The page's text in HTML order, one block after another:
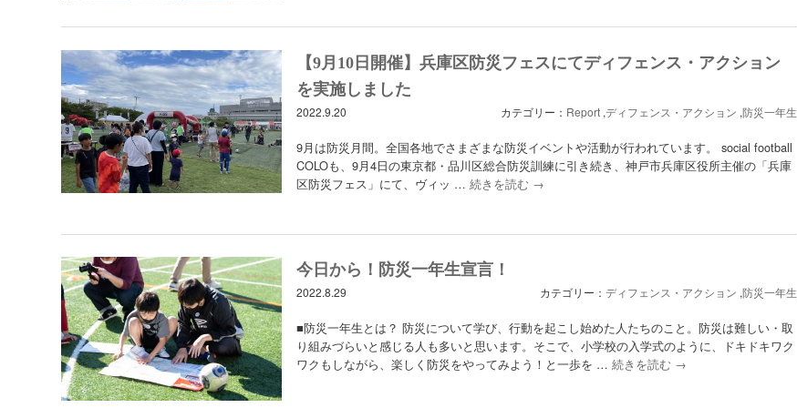
【9月10日開催】兵庫区防災フェスにてディフェンス・アクション
を実施しました
2022.9.20 カテゴリー： Report,ディフェンス・アクション ,防災一年生
9月は防災月間。全国各地でさまざまな防災イベントや活動が行われています。 social football
COLOも、9月4日の東京都・品川区総合防災訓練に引き続き、神戸市兵庫区役所主催の「兵庫
区防災フェス」にて、ヴィッ …続きを読む →
今日から！防災一年生宣言！
2022.8.29 カテゴリー： ディフェンス・アクション ,防災一年生
■防災一年生とは？ 防災について学び、行動を起こし始めた人たちのこと。防災は難しい・取
り組みづらいと感じる人も多いと思います。そこで、小学校の入学式のように、ドキドキワク
ワクもしながら、楽しく防災をやってみよう！と一歩を …続きを読む →